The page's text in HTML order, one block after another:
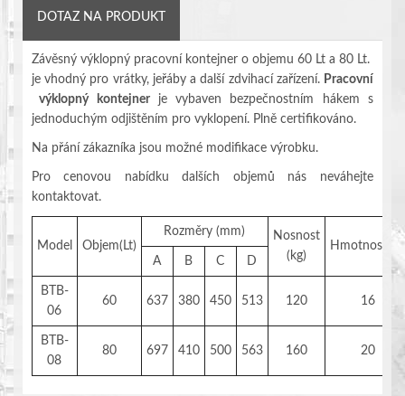
DOTAZ NA PRODUKT
Závěsný výklopný pracovní kontejner o objemu 60 Lt a 80 Lt.
je vhodný pro vrátky, jeřáby a další zdvihací zařízení. Pracovní
výklopný kontejnerje vybaven bezpečnostním hákem s
jednoduchým odjištěním pro vyklopení. Plně certifikováno.
Na přání zákazníka jsou možné modifikace výrobku.
Pro cenovou nabídku dalších objemů nás neváhejte
kontaktovat.
Model Objem(Lt)
Rozměry (mm)
Nosnost
(kg)
A
B C D
BTB-
06
60 637 380 450 513 120 16
BTB-
08
80 697 410 500 563 160 20